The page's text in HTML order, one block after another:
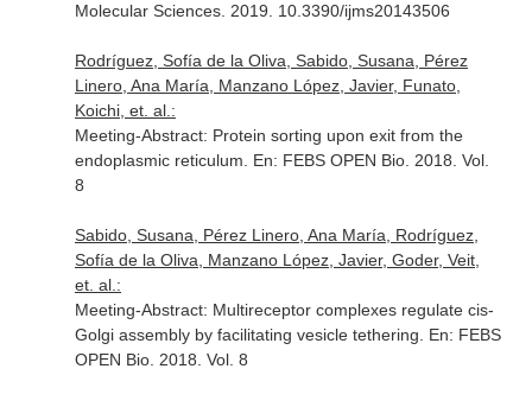
Molecular Sciences. 2019. 10.3390/ijms20143506
Rodríguez, Sofía de la Oliva, Sabido, Susana, Pérez
Linero, Ana María, Manzano López, Javier, Funato,
Koichi, et. al.:
Meeting-Abstract: Protein sorting upon exit from the
endoplasmic reticulum. En: FEBS OPEN Bio. 2018. Vol.
8
Sabido, Susana, Pérez Linero, Ana María, Rodríguez,
Sofía de la Oliva, Manzano López, Javier, Goder, Veit,
et. al.:
Meeting-Abstract: Multireceptor complexes regulate cis-
Golgi assembly by facilitating vesicle tethering. En: FEBS
OPEN Bio. 2018. Vol. 8